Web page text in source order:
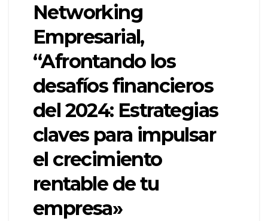
Networking
Empresarial,
“Afrontando los
desafíos financieros
del 2024: Estrategias
claves para impulsar
el crecimiento
rentable de tu
empresa»